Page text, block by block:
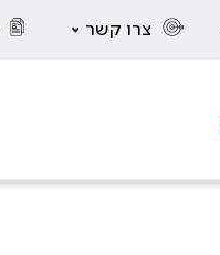
צרו קשר